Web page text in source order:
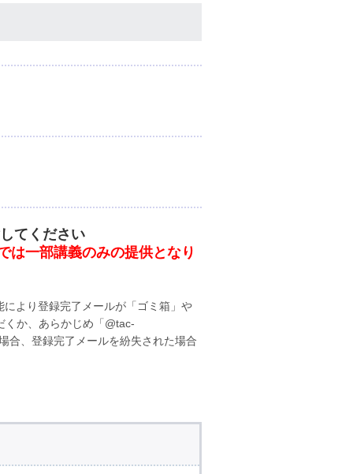
てください
は一部講義のみの提供となり
より登録完了メールが「ゴミ箱」や
くか、あらかじめ「@tac-
合、登録完了メールを紛失された場合